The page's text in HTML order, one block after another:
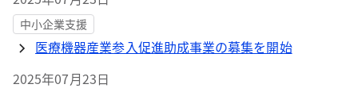
中小企業支援
医療機器産業参入促進助成事業の募集を開始
2025年07月23日